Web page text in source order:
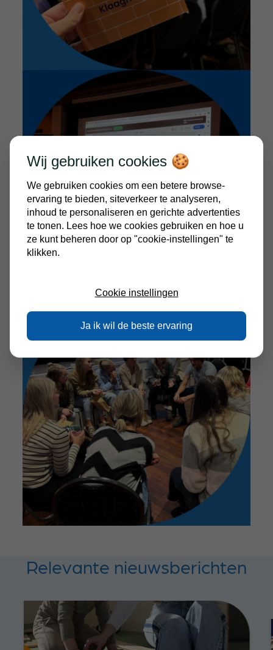
Relevante nieuwsberichten
Wij gebruiken cookies 🍪
We gebruiken cookies om een betere browse-
ervaring te bieden, siteverkeer te analyseren,
inhoud te personaliseren en gerichte advertenties
te tonen. Lees hoe we cookies gebruiken en hoe u
ze kunt beheren door op "cookie-instellingen" te
klikken.
Cookie instellingen
Ja ik wil de beste ervaring